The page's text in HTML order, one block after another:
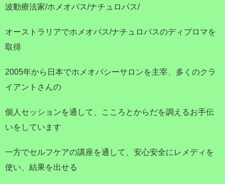
波動療法家/ホメオパス/ナチュロパス/
オーストラリアでホメオパス/ナチュロパスのディプロマを
取得
2005年から日本でホメオパシーサロンを主宰、多くのクラ
イアントさんの
個人セッションを通して、こころとからだを調えるお手伝
いをしています
一方でセルフケアの講座を通して、安心安全にレメディを
使い、結果を出せる